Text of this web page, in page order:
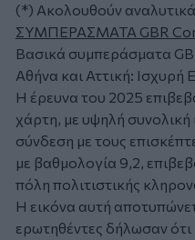
(*) Ακολουθούν
ΣΥΜΠΕΡΑΣΜΑΤΑ GBR
Βασικά συμπεράσματα
Αθήνα και Αττική: Ισχυρή
Η έρευνα του 2025
χάρτη, με υψηλή συνολική
σύνδεση με τους
με βαθμολογία 9,2,
πόλη πολιτιστικής
Η εικόνα αυτή
ερωτηθέντες δήλωσαν ότι